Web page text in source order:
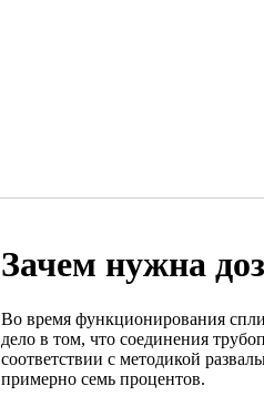
Зачем нужна
Во время функционирования
дело в том, что соединения
соответствии с методикой
примерно семь процентов.